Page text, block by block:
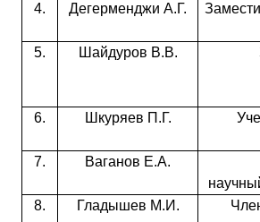
4.
Дегерменджи А.Г.
5.
Шайдуров В.В.
6.
Шкуряев П.Г.
7.
Ваганов Е.А.
8.
Гладышев М.И.